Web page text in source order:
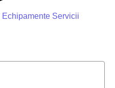
Echipamente Servicii